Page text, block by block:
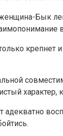
Бык
крепнет